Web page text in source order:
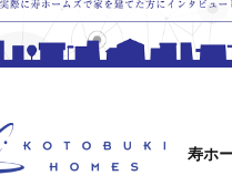
寿ホ